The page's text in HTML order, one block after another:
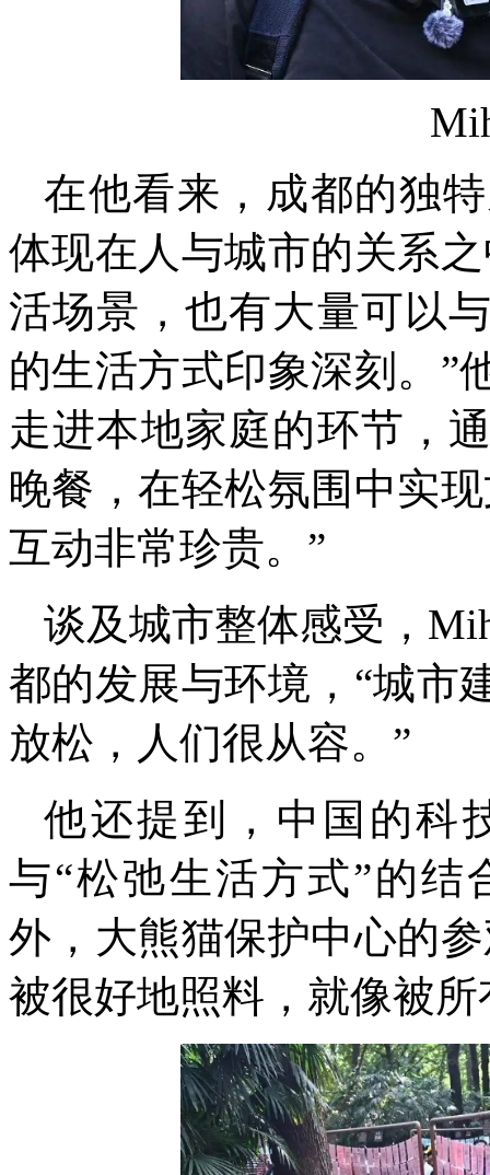
在他看来，成都的独
体现在人与城市的关系
活场景，也有大量可以
的生活方式印象深刻。”
走进本地家庭的环节，
晚餐，在轻松氛围中实
互动非常珍贵。”
谈及城市整体感受，
都的发展与环境，“城市
放松，人们很从容。”
他还提到，中国的科
与“松弛生活方式”的结
外，大熊猫保护中心的
被很好地照料，就像被